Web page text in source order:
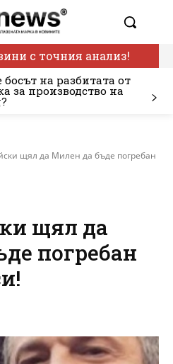
с точния анализ!
на разбитата от
за производство на
щял да Милен да бъде погребан
щял да
погребан